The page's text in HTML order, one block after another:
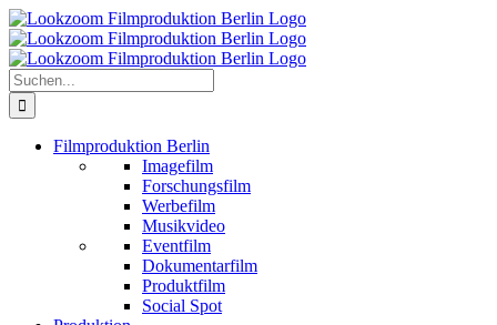
Zum
Inhalt
springen
Suche
nach:
Filmproduktion Berlin
Imagefilm
Forschungsfilm
Werbefilm
Musikvideo
Eventfilm
Dokumentarfilm
Produktfilm
Social Spot